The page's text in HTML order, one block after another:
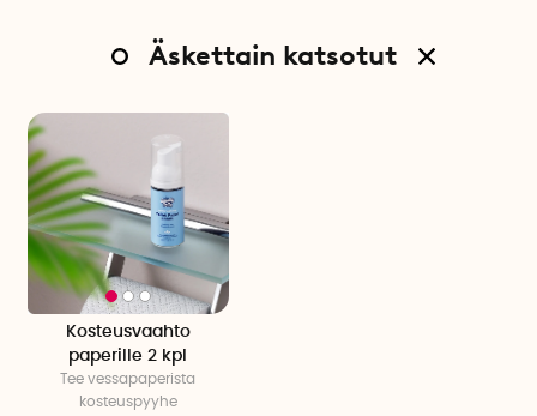
Äskettain katsotut
Kosteusvaahto
paperille 2 kpl
Tee vessapaperista
kosteuspyyhe